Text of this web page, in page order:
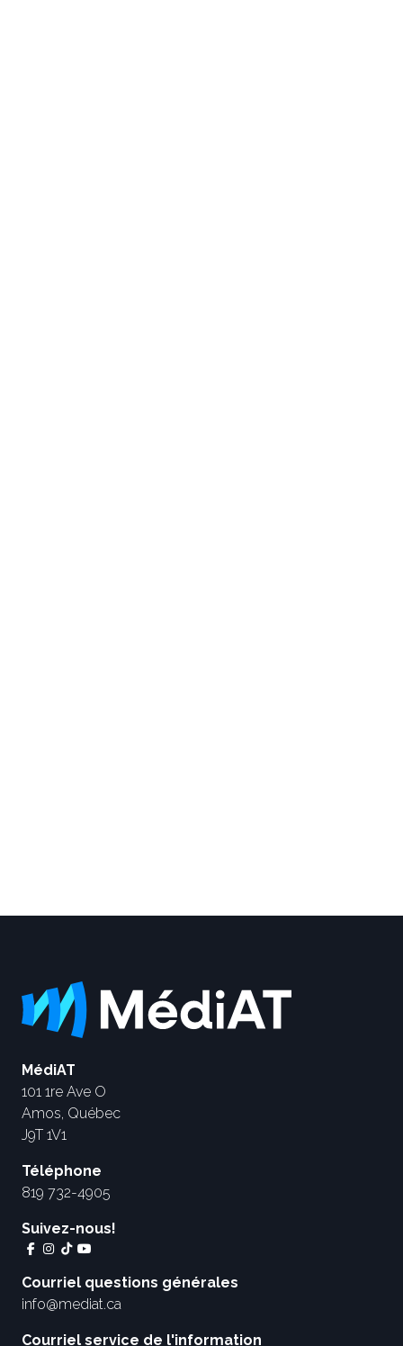
MédiAT
101 1re Ave O
Amos, Québec
J9T 1V1
Téléphone
819 732-4905
Suivez-nous!
Courriel questions générales
info@mediat.ca
Courriel service de l'information